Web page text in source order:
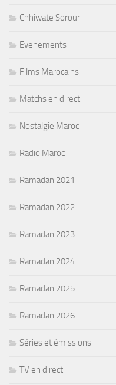
Chhiwate Sorour
Evenements
Films Marocains
Matchs en direct
Nostalgie Maroc
Radio Maroc
Ramadan 2021
Ramadan 2022
Ramadan 2023
Ramadan 2024
Ramadan 2025
Ramadan 2026
Séries et émissions
TV en direct